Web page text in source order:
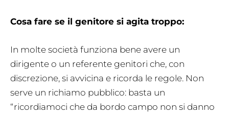
Cosa fare se il genitore si agita troppo:
In molte società funziona bene avere un
dirigente o un referente genitori che, con
discrezione, si avvicina e ricorda le regole. Non
serve un richiamo pubblico: basta un
“ricordiamoci che da bordo campo non si danno